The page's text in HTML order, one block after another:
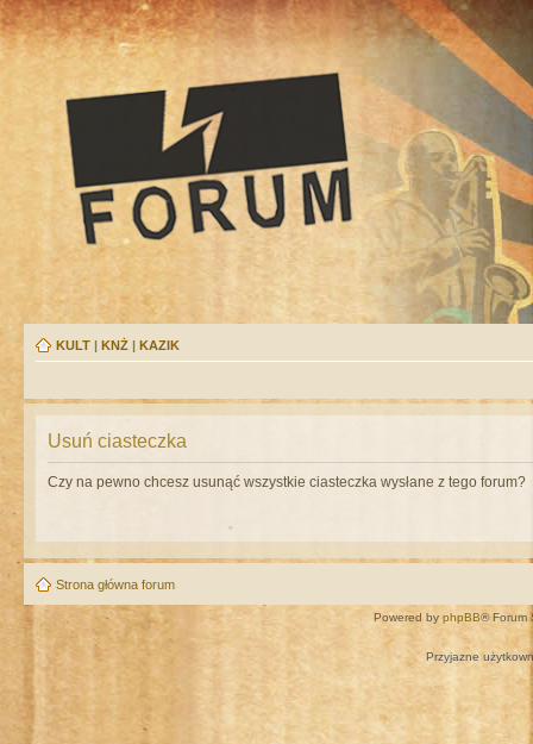
KULT | KNŻ | KAZIK
Usuń ciasteczka
Czy na pewno chcesz usunąć wszystkie ciasteczka wysłane z tego forum?
Strona główna forum
Powered by phpBB® Forum
Przyjazne